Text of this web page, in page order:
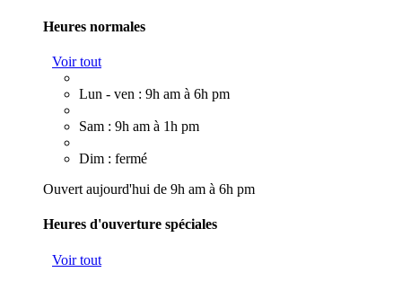
Heures normales
Voir tout
Lun - ven : 9h am à 6h pm
Sam : 9h am à 1h pm
Dim : fermé
Ouvert aujourd'hui de 9h am à 6h pm
Heures d'ouverture spéciales
Voir tout